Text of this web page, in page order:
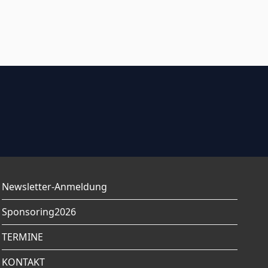
Newsletter-Anmeldung
Sponsoring2026
TERMINE
KONTAKT